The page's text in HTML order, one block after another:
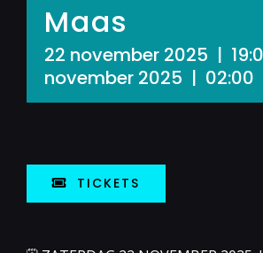
Maas
22 november 2025 |
november 2025 | 02:00
TICKETS